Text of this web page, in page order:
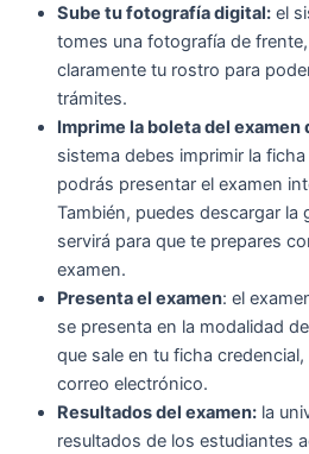
Sube tu fotografía digital: el
tomes una fotografía de
claramente tu rostro para
trámites.
Imprime la boleta del examen
sistema debes imprimir la
podrás presentar el examen
También, puedes descargar la
servirá para que te prepares
examen.
Presenta el examen: el
se presenta en la modalidad
que sale en tu ficha
correo electrónico.
Resultados del examen: la
resultados de los estudiantes